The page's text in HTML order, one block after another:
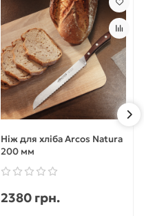
Ніж для хліба Arcos Natura
200 мм
2380 грн.